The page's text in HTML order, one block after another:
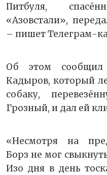
Питбуля,
«Азовстали»,
– пишет Телеграм-
Об этом сообщил
Кадыров, который
собаку,
Грозный, и дал ей
«Несмотря на
Борз не мог
Изо дня в день